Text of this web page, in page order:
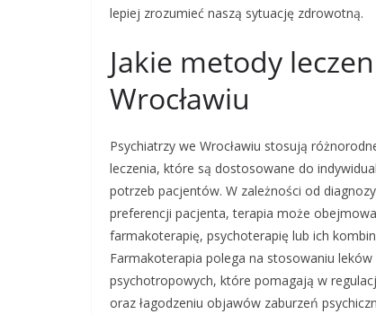
lepiej zrozumieć naszą sytuację zdrowotną.
Jakie metody
Wrocławiu
Psychiatrzy we Wrocławiu stosują
leczenia, które są dostosowane do
potrzeb pacjentów. W zależności od
preferencji pacjenta, terapia może
farmakoterapię, psychoterapię lub ich
Farmakoterapia polega na stosowaniu leków
psychotropowych, które pomagają w
oraz łagodzeniu objawów zaburzeń